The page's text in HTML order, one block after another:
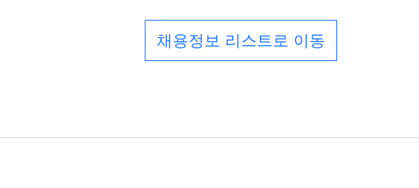
채용정보 리스트로 이동